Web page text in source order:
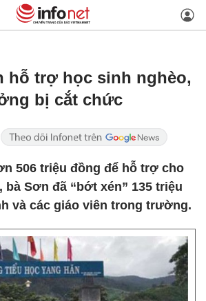
hỗ trợ học sinh nghèo,
bị cắt chức
506 triệu đồng để hỗ trợ cho
bà Sơn đã “bớt xén” 135 triệu
và các giáo viên trong trường.